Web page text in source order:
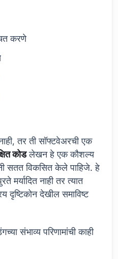
करणे
तर ती सॉफ्टवेअरची एक
कोडलेखन हे एक कौशल्य
सतत विकसित केले पाहिजे. हे
मर्यादित नाही तर त्यात
दृष्टिकोन देखील समाविष्ट
संभाव्य परिणामांची काही